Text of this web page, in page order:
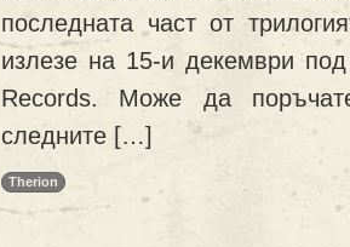
последната част от
излезе на 15-и декември
Records. Може да
следните […]
Therion